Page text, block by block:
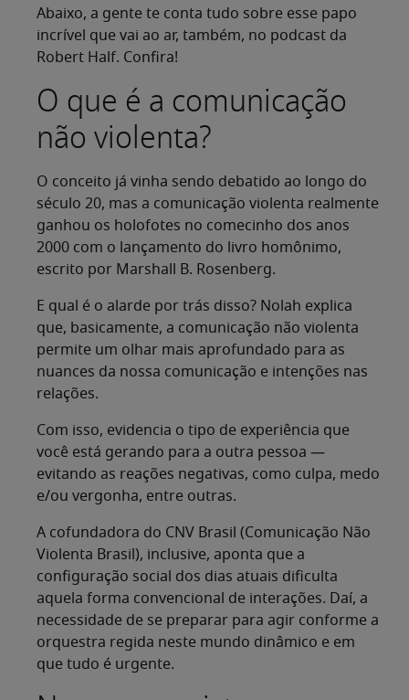
Abaixo, a gente te conta tudo sobre esse papo
incrível que vai ao ar, também, no podcast da
Robert Half. Confira!
O que é a comunicação
não violenta?
O conceito já vinha sendo debatido ao longo do
século 20, mas a comunicação violenta realmente
ganhou os holofotes no comecinho dos anos
2000 com o lançamento do livro homônimo,
escrito por Marshall B. Rosenberg.
E qual é o alarde por trás disso? Nolah explica
que, basicamente, a comunicação não violenta
permite um olhar mais aprofundado para as
nuances da nossa comunicação e intenções nas
relações.
Com isso, evidencia o tipo de experiência que
você está gerando para a outra pessoa —
evitando as reações negativas, como culpa, medo
e/ou vergonha, entre outras.
A cofundadora do CNV Brasil (Comunicação Não
Violenta Brasil), inclusive, aponta que a
configuração social dos dias atuais dificulta
aquela forma convencional de interações. Daí, a
necessidade de se preparar para agir conforme a
orquestra regida neste mundo dinâmico e em
que tudo é urgente.